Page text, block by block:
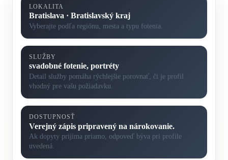
LOKALITA
Bratislava · Bratislavský kraj
Vyberajte podľa regiónu, mesta a typu fotenia.
SLUŽBY
svadobné fotenie, portréty
Detail služby pomáha rýchlejšie porovnať, či je profil
vhodný pre vašu požiadavku.
DOSTUPNOSŤ
Verejný zápis pripravený na nárokovanie.
Ak dopyty prijíma priamo, odpoveď býva pri profile
uvedená.